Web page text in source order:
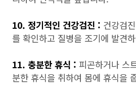
10. 정기적인 건강검진 : 건강검
를 확인하고 질병을 조기에 발견
11. 충분한 휴식 : 피곤하거나 스
분한 휴식을 취하여 몸에 휴식을